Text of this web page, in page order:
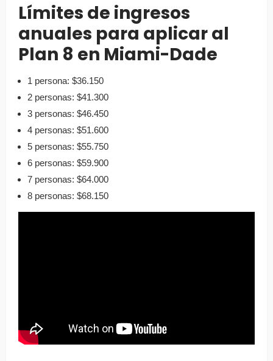
Límites de ingresos
anuales para aplicar al
Plan 8 en Miami-Dade
1 persona: $36.150
2 personas: $41.300
3 personas: $46.450
4 personas: $51.600
5 personas: $55.750
6 personas: $59.900
7 personas: $64.000
8 personas: $68.150